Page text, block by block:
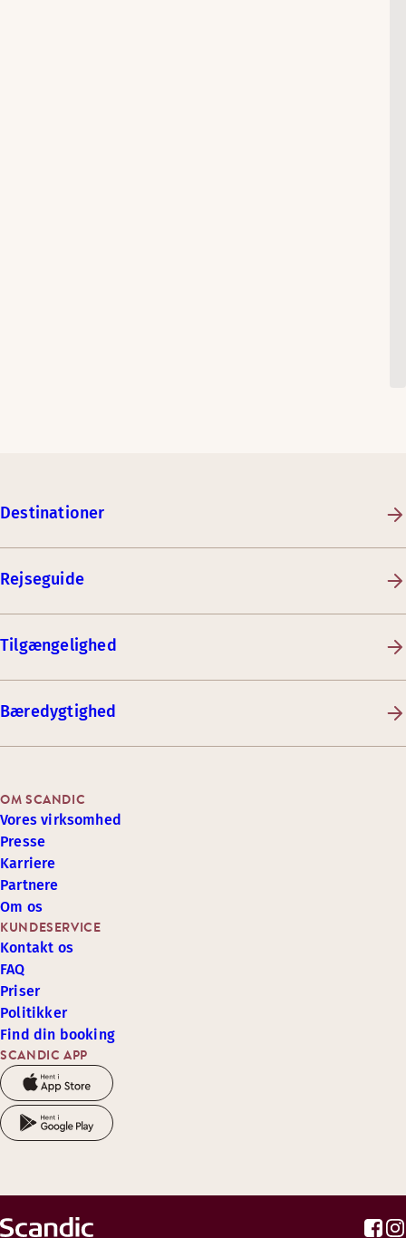
Destinationer
Rejseguide
Tilgængelighed
Bæredygtighed
SCANDIC APP
KUNDESERVICE
Kontakt os
FAQ
Priser
Politikker
Find din booking
OM SCANDIC
Vores virksomhed
Presse
Karriere
Partnere
Om os